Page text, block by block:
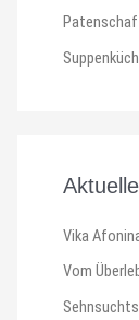
Vika
Vom